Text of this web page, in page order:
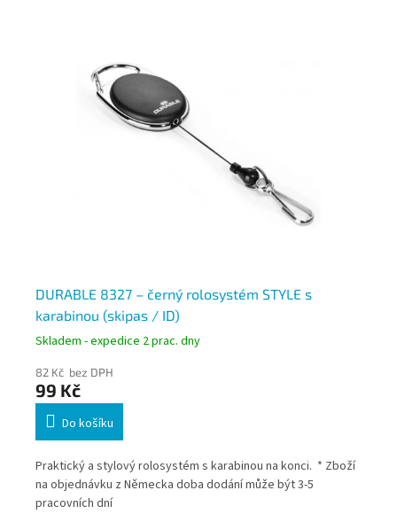
DURABLE 8327 – černý rolosystém STYLE s
karabinou (skipas / ID)
Skladem - expedice 2 prac. dny
82 Kč bez DPH
99 Kč
Do košíku
Praktický a stylový rolosystém s karabinou na konci. * Zboží
na objednávku z Německa doba dodání může být 3-5
pracovních dní